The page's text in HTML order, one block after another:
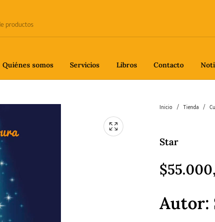
Quiénes somos Servicios Libros Contacto
Inicio / Tienda /
Star
$
Autor: